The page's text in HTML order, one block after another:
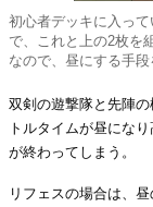
初心者デッキに入っ
で、これと上の2枚を
なので、昼にする手
双剣の遊撃隊と先陣
トルタイムが昼にな
が終わってしまう。
リフェスの場合は、